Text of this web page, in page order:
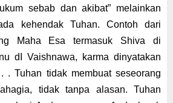
sebab dan akibat” melainkan
kehendak Tuhan. Contoh dari
Maha Esa termasuk Shiva di
dI Vaishnawa,
karma dinyatakan
. .Tuhan tidak membuatseseorang
tidak tanpa alasan. Tuhan